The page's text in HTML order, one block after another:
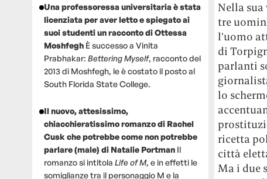
Una professoressa universitaria è stata
licenziata per aver letto e spiegato ai
suoi studenti un racconto di Ottessa
Moshfegh È successo a Vinita
Prabhakar: Bettering Myself, racconto del
2013 di Moshfegh, le è costato il posto al
South Florida State College.
Il nuovo, attesissimo,
chiacchieratissimo romanzo di Rachel
Cusk che potrebbe come non potrebbe
parlare (male) di Natalie Portman Il
romanzo si intitola Life of M, e in effetti le
somiglianze tra il personaggio M e la
Nella
tre
l’uomo
di
parlanti
lo
ricetta
città
Ma i due